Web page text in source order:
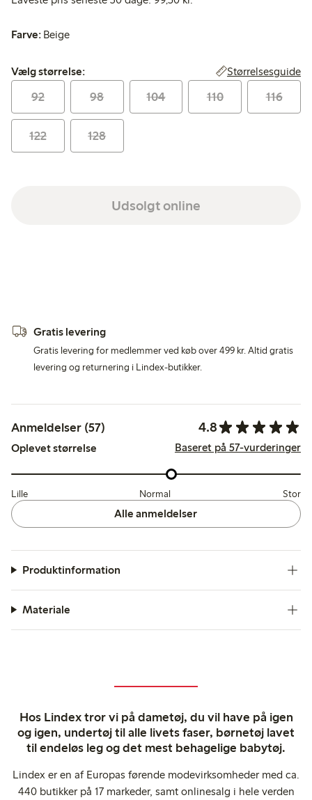
Farve: Beige
Vælg størrelse:
Vælg størrelse: Størrelsesguide
92 98 104 110 116
122 128
Udsolgt online
Gratis levering
Gratis levering for medlemmer ved køb over 499 kr. Altid gratis
levering og returnering i Lindex-butikker.
Anmeldelser (57) 4.8
Oplevet størrelse Baseret på 57-vurderinger
Lille Normal Stor
Alle anmeldelser
Produktinformation
Materiale
Hos Lindex tror vi på dametøj, du vil have på igen
og igen, undertøj til alle livets faser, børnetøj lavet
til endeløs leg og det mest behagelige babytøj.
Lindex er en af Europas førende modevirksomheder med ca.
440 butikker på 17 markeder, samt onlinesalg i hele verden